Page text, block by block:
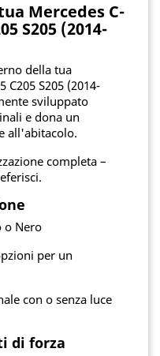
Mercedes C-
S205 (2014-
della tua
C205 S205 (2014-
sviluppato
e dona un
all'abitacolo.
completa –
o Nero
per un
con o senza luce
di forza